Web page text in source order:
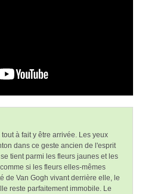
à fait y être arrivée. Les yeux
dans ce geste ancien de l'esprit
tient parmi les fleurs jaunes et les
si les fleurs elles-mêmes
de Van Gogh vivant derrière elle, le
reste parfaitement immobile . Le